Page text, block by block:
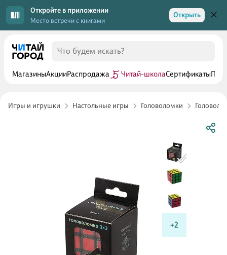
Откройте в приложении
Место встречи с книгами
Открыть
МагазиныАкцииРаспродажа Читай-школаСертификаты
Игры и игрушки Настольные игры Головоломки
+2